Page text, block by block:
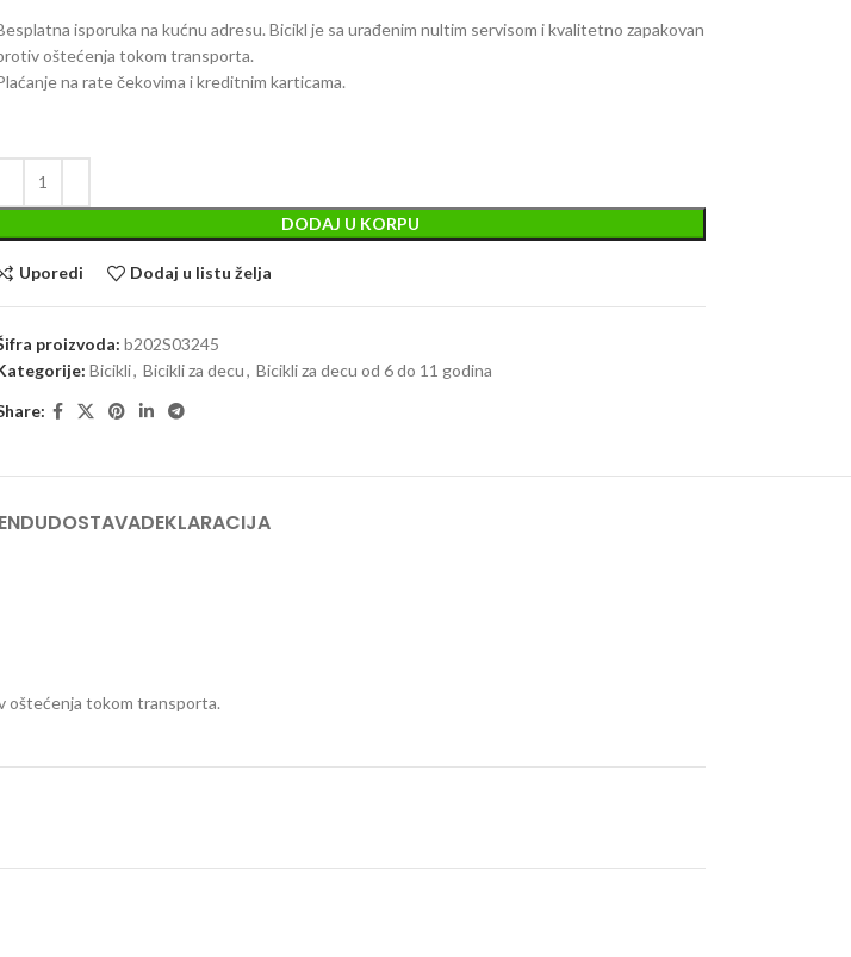
isporuka na kućnu adresu. Bicikl je sa urađenim nultim servisom i kvalitetno zapakovan
oštećenja tokom transporta.
na rate čekovima i kreditnim karticama.
DODAJ U KORPU
Uporedi Dodaj u listu želja
proizvoda: b202S03245
Bicikli, Bicikli za decu, Bicikli za decu od 6 do 11 godina
DOSTAVADEKLARACIJA
oštećenja tokom transporta.